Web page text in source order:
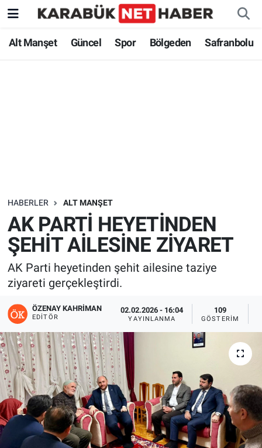
Alt Manşet Güncel Spor Bölgeden Safranbolu
HABERLER ALT MANŞET
AK PARTİ HEYETİNDEN
ŞEHİT AİLESİNE ZİYARET
AK Parti heyetinden şehit ailesine taziye
ziyareti gerçekleştirdi.
ÖZENAY KAHRIMAN
EDITÖR
02.02.2026 - 16:04
YAYINLANMA
109
GÖSTERIM